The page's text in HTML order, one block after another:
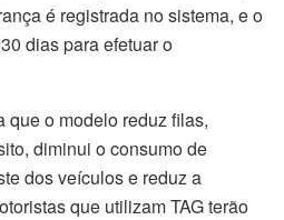
é registrada no sistema, e o
dias para efetuar o
o modelo reduz filas,
diminui o consumo de
dos veículos e reduz a
que utilizam TAG terão